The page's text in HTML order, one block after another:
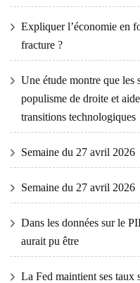
Expliquer l’économie en
fracture ?
Une étude montre que les
populisme de droite et
transitions technologiques
Semaine du 27 avril 2026
Semaine du 27 avril 2026
Dans les données sur le
aurait pu être
La Fed maintient ses taux